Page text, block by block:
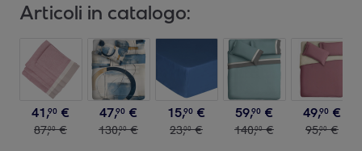
Articoli in catalogo:
41,90 €
87,00 €
47,90 €
130,00 €
15,90 €
23,00 €
59,90 €
140,00 €
49,90 €
95,00 €